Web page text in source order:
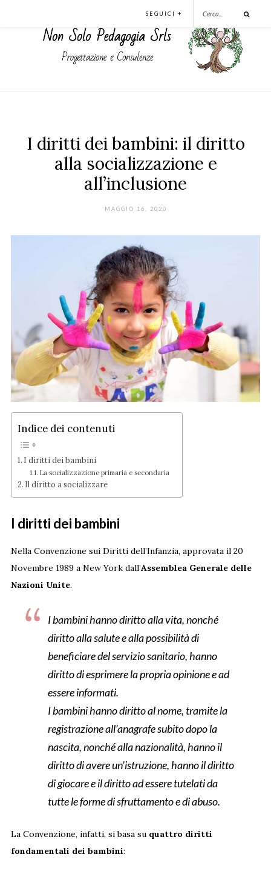
SEGUICI +
I diritti dei bambini: il diritto
alla socializzazione e
all’inclusione
MAGGIO 16, 2020
Indice dei contenuti
I diritti dei bambini
La socializzazione primaria e secondaria
Il diritto a socializzare
I diritti dei bambini
Nella Convenzione sui Diritti dell’Infanzia, approvata il 20
Novembre 1989 a New York dall’Assemblea Generale delle
Nazioni Unite.
I bambini hanno diritto alla vita, nonché
diritto alla salute e alla possibilità di
beneficiare del servizio sanitario, hanno
diritto di esprimere la propria opinione e ad
essere informati.
I bambini hanno diritto al nome, tramite la
registrazione all’anagrafe subito dopo la
nascita, nonché alla nazionalità, hanno il
diritto di avere un’istruzione, hanno il diritto
di giocare e il diritto ad essere tutelati da
tutte le forme di sfruttamento e di abuso.
La Convenzione, infatti, si basa su quattro diritti
fondamentali dei bambini: